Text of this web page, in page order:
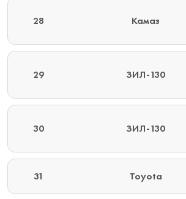
28 Камаз
29 ЗИЛ-130
30 ЗИЛ-130
31 Toyota